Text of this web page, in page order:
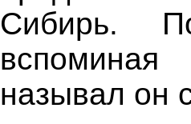
Сибирь.
называл он